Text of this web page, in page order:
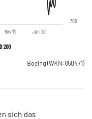
200
Nov '19 Jan '20
300
Boeing (WKN: 850471)
sich das